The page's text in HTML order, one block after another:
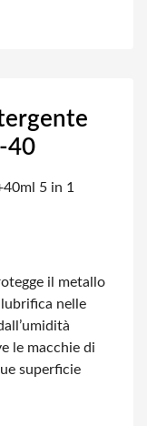
40
5 in 1
il metallo
nelle
le macchie di
superficie